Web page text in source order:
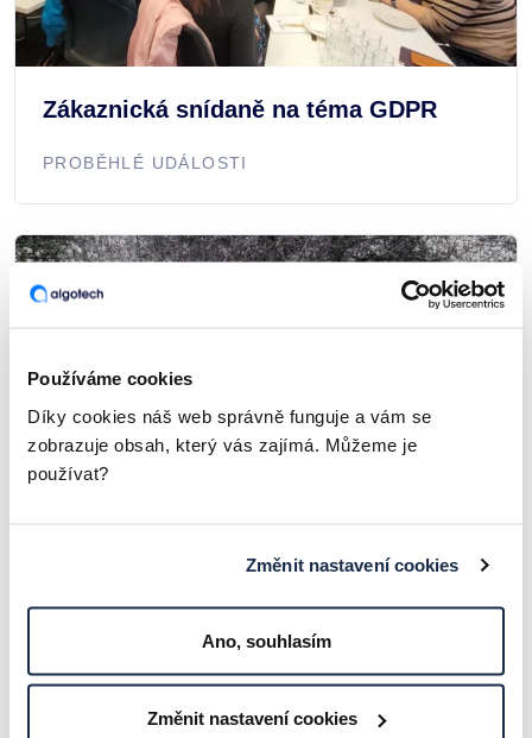
Používáme cookies
Díky cookies náš web správně funguje a vám se
zobrazuje obsah, který vás zajímá. Můžeme je
používat?
Změnit nastavení cookies
Ano, souhlasím
Změnit nastavení cookies
Zákaznická snídaně na téma GDPR
PROBĚHLÉ UDÁLOSTI
Zákaznická večeře 2024